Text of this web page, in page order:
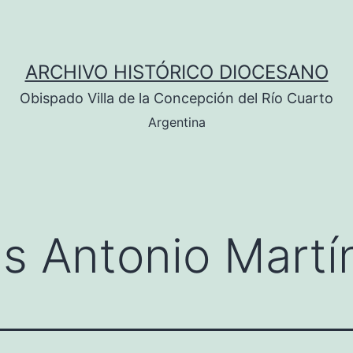
ARCHIVO HISTÓRICO DIOCESANO
Obispado Villa de la Concepción del Río Cuarto
Argentina
Antonio